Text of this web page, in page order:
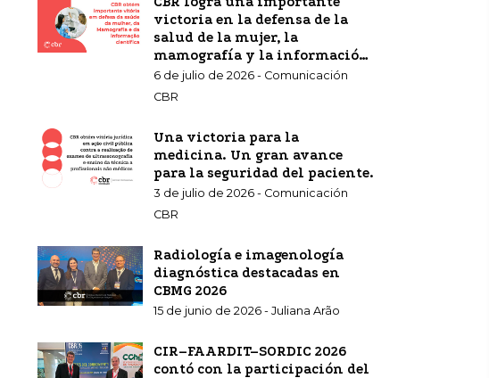
victoria en la defensa de la
salud de la mujer, la
mamografía y la información
científica.
6 de julio de 2026 - Comunicación
CBR
Una victoria para la
medicina. Un gran avance
para la seguridad del paciente.
3 de julio de 2026 - Comunicación
CBR
Radiología e imagenología
diagnóstica destacadas en
CBMG 2026
15 de junio de 2026 - Juliana Arão
CIR–FAARDIT–SORDIC 2026
contó con la participación del